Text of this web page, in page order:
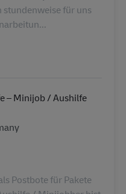
stundenweise für uns
– Minijob / Aushilfe
Postbote für Pakete